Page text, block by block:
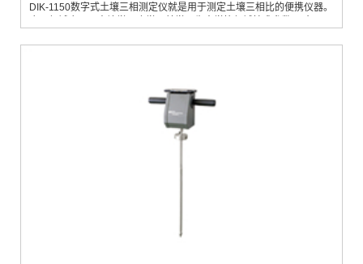
DIK-1150数字式土壤三相测定仪就是用于测定土壤三相比的便携仪器。
测量精度： ±0.5% F.S.（25℃）重量： 约7 kg电源： AC 100 V或DC